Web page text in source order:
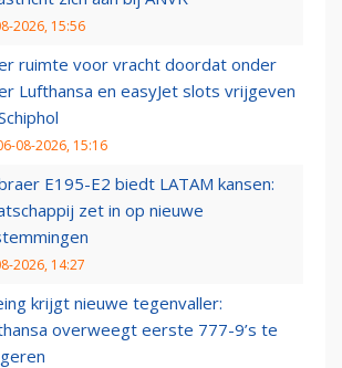
2026, 15:56
ruimte voor vracht doordat onder
Lufthansa en easyJet slots vrijgeven
08-2026, 15:16
E195-E2 biedt LATAM kansen:
zet in op nieuwe
2026, 14:27
krijgt nieuwe tegenvaller:
overweegt eerste 777-9’s te